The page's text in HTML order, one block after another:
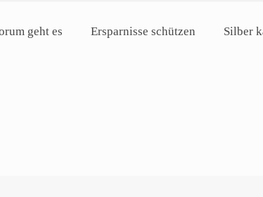
geht es Ersparnisse schützen Silber